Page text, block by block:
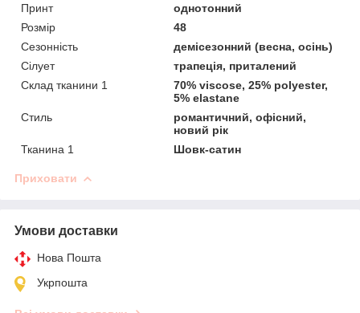
Принт
однотонний
Розмір
48
Сезонність
демісезонний (весна, осінь)
Сілует
трапеція, приталений
Склад тканини 1
70% viscose, 25% polyester,
5% elastane
Стиль
романтичний, офісний,
новий рік
Тканина 1
Шовк-сатин
Приховати
Умови доставки
Нова Пошта
Укрпошта